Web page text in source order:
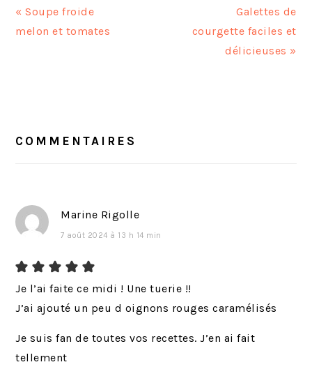
A
r
p
c
é
e
n
t
« Soupe froide
melon et tomates
A
r
t
Galettes de
courgette faciles et
délicieuses »
LECTEUR
COMMENTAIRES
Marine Rigolle
7 août 2024 à 13 h 14 min
Je l’ai faite ce midi ! Une tuerie !!
J’ai ajouté un peu d oignons rouges caramélisés
Je suis fan de toutes vos recettes. J’en ai fait
tellement